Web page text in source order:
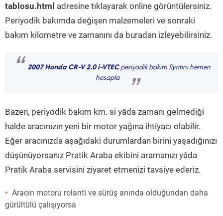
tablosu.html adresine tıklayarak online görüntülersiniz.
Periyodik bakımda değişen malzemeleri ve sonraki
bakım kilometre ve zamanını da buradan izleyebilirsiniz.
“ 2007 Honda CR-V 2.0 i-VTECperiyodik bakım fiyatını hemen
hesapla
”
Bazen, periyodik bakım km. si yâda zamanı gelmediği
halde aracınızın yeni bir motor yağına ihtiyacı olabilir.
Eğer aracınızda aşağıdaki durumlardan birini yaşadığınızı
düşünüyorsanız Pratik Araba ekibini aramanızı yâda
Pratik Araba servisini ziyaret etmenizi tavsiye ederiz.
Aracın motoru rolanti ve sürüş anında olduğundan daha
gürültülü çalışıyorsa